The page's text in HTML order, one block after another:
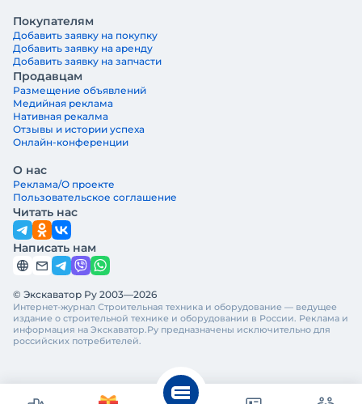
Покупателям
Добавить заявку на покупку
Добавить заявку на аренду
Добавить заявку на запчасти
Продавцам
Размещение объявлений
Медийная реклама
Нативная рекалма
Отзывы и истории успеха
Онлайн-конференции
О нас
Реклама/О проекте
Пользовательское соглашение
Читать нас
Написать нам
© Экскаватор Ру 2003—2026
Интернет-журнал Строительная техника и оборудование — ведущее
издание о строительной технике и оборудовании в России. Реклама и
информация на Экскаватор.Ру предназначены исключительно для
российских потребителей.